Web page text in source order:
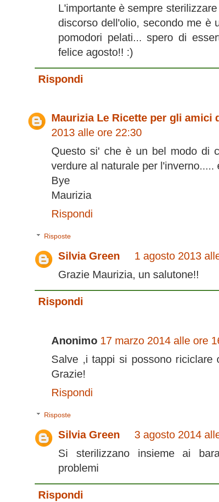
L'importante è sempre
discorso dell'olio, secondo me è
pomodori pelati... spero di
felice agosto!! :)
Rispondi
Maurizia Le Ricette per gli amici
2013 alle ore 22:30
Questo si' che è un bel modo di
verdure al naturale per
Bye
Maurizia
Rispondi
Risposte
Silvia Green
1 agosto 2013
Grazie Maurizia, un salutone!!
Rispondi
Anonimo 17 marzo 2014 alle ore
Salve ,i tappi si possono riciclare
Grazie!
Rispondi
Risposte
Silvia Green
3 agosto 2014
Si sterilizzano insieme ai
problemi
Rispondi